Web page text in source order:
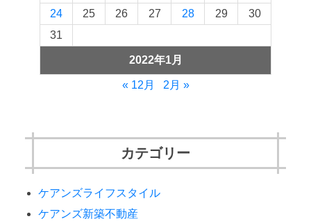
2022年1月
24
25 26 27 28 29
30
31
« 12月 2月 »
カテゴリー
ケアンズライフスタイル
ケアンズ新築不動産